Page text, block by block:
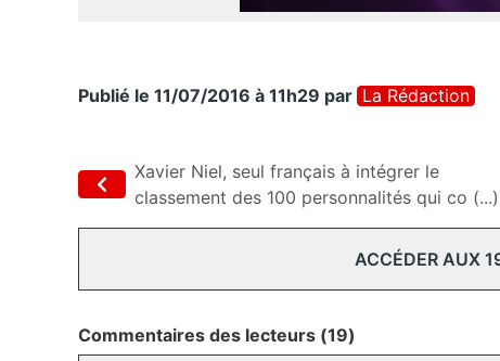
Publié le 11/07/2016 à 11h29 par La Rédaction
Xavier Niel, seul français à intégrer le
classement des 100 personnalités qui co (...)
ACCÉDER AUX
Commentaires des lecteurs (19)